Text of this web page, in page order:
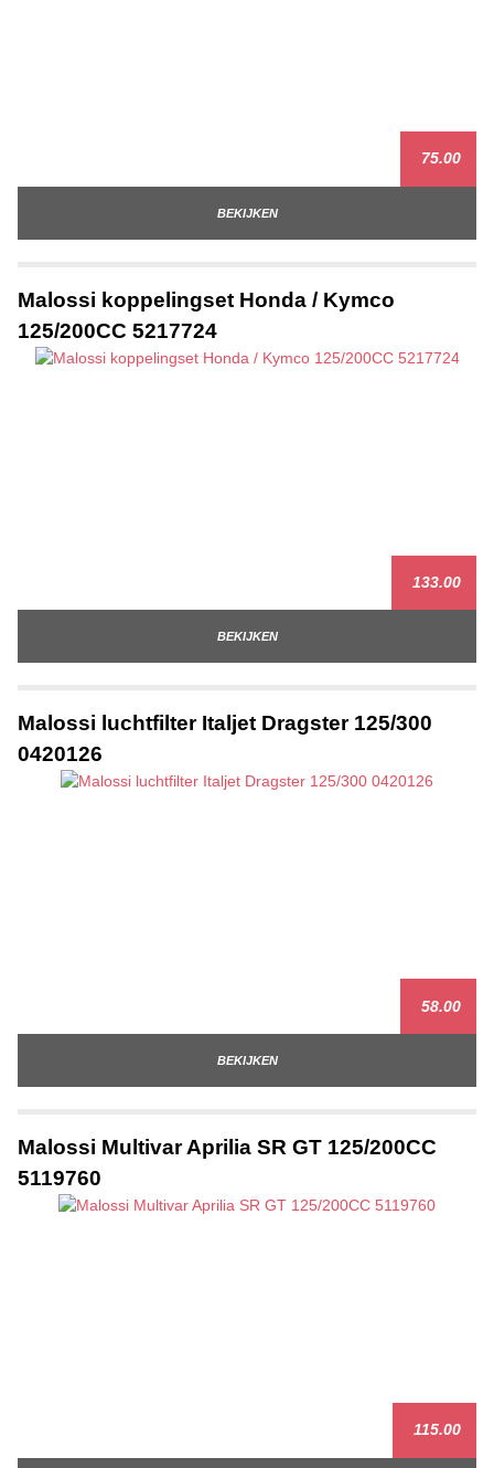
75.00
BEKIJKEN
Malossi koppelingset Honda / Kymco
125/200CC 5217724
133.00
BEKIJKEN
Malossi luchtfilter Italjet Dragster 125/300
0420126
58.00
BEKIJKEN
Malossi Multivar Aprilia SR GT 125/200CC
5119760
115.00